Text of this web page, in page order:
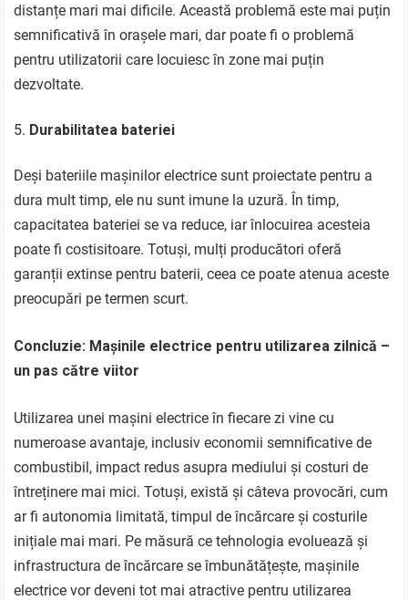
distanțe mari mai dificile. Această problemă este mai puțin
semnificativă în orașele mari, dar poate fi o problemă
pentru utilizatorii care locuiesc în zone mai puțin
dezvoltate.
Durabilitatea bateriei
Deși bateriile mașinilor electrice sunt proiectate pentru a
dura mult timp, ele nu sunt imune la uzură. În timp,
capacitatea bateriei se va reduce, iar înlocuirea acesteia
poate fi costisitoare. Totuși, mulți producători oferă
garanții extinse pentru baterii, ceea ce poate atenua aceste
preocupări pe termen scurt.
Concluzie: Mașinile electrice pentru utilizarea zilnică –
un pas către viitor
Utilizarea unei mașini electrice în fiecare zi vine cu
numeroase avantaje, inclusiv economii semnificative de
combustibil, impact redus asupra mediului și costuri de
întreținere mai mici. Totuși, există și câteva provocări, cum
ar fi autonomia limitată, timpul de încărcare și costurile
inițiale mai mari. Pe măsură ce tehnologia evoluează și
infrastructura de încărcare se îmbunătățește, mașinile
electrice vor deveni tot mai atractive pentru utilizarea